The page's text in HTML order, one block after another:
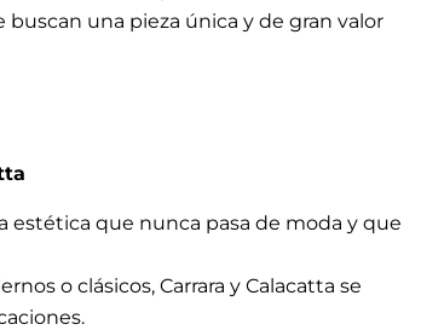
buscan una pieza única y de gran valor
estética que nunca pasa de moda y que
o clásicos, Carrara y Calacatta se